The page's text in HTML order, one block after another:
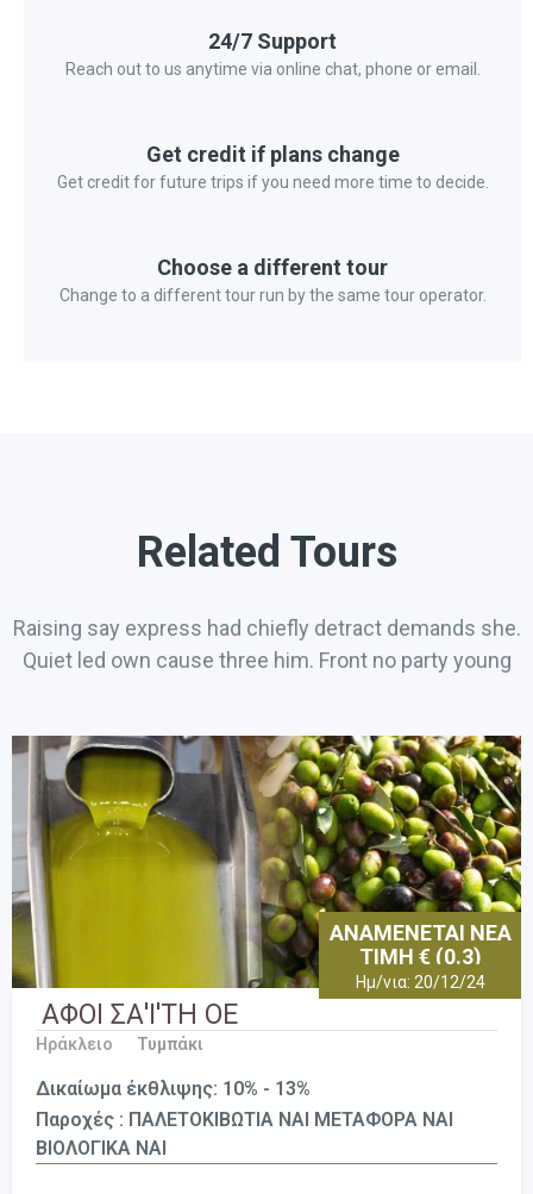
24/7 Support
Reach out to us anytime via online chat, phone or email.
Get credit if plans change
Get credit for future trips if you need more time to decide.
Choose a different tour
Change to a different tour run by the same tour operator.
Related Tours
Raising say express had chiefly detract demands she.
Quiet led own cause three him. Front no party young
ΑΝΑΜΕΝΕΤΑΙ ΝΕΑ
ΤΙΜΗ € (0.3)
Ημ/νια: 20/12/24
ΑΦΟΙ ΣΑ'Ι'ΤΗ ΟΕ
Ηράκλειο Τυμπάκι
Δικαίωμα έκθλιψης: 10% - 13%
Παροχές : ΠΑΛΕΤΟΚΙΒΩΤΙΑ ΝΑΙ ΜΕΤΑΦΟΡΑ ΝΑΙ
ΒΙΟΛΟΓΙΚΑ ΝΑΙ